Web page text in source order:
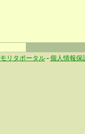
モリタポータル- 個人情報保